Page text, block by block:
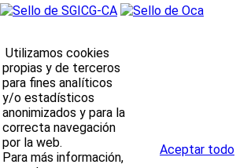
Utilizamos cookies
propias y de terceros
para fines analíticos
y/o estadísticos
anonimizados y para la
correcta navegación
por la web.
Para más información,
Aceptar todo